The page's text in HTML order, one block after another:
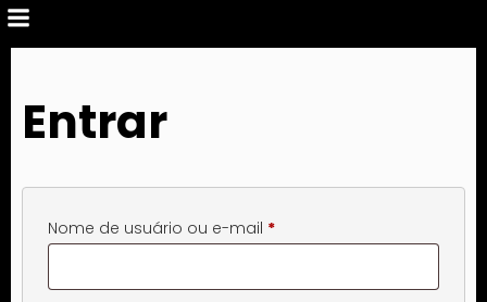
Entrar
Nome de usuário ou e-mail *Obrigatório